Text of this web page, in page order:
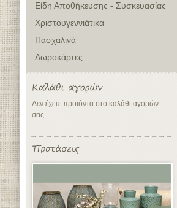
Είδη Αποθήκευσης - Συσκευασίας
Χριστουγεννιάτικα
Πασχαλινά
Δωροκάρτες
Δεν έχετε προϊόντα στο καλάθι αγορών
σας.